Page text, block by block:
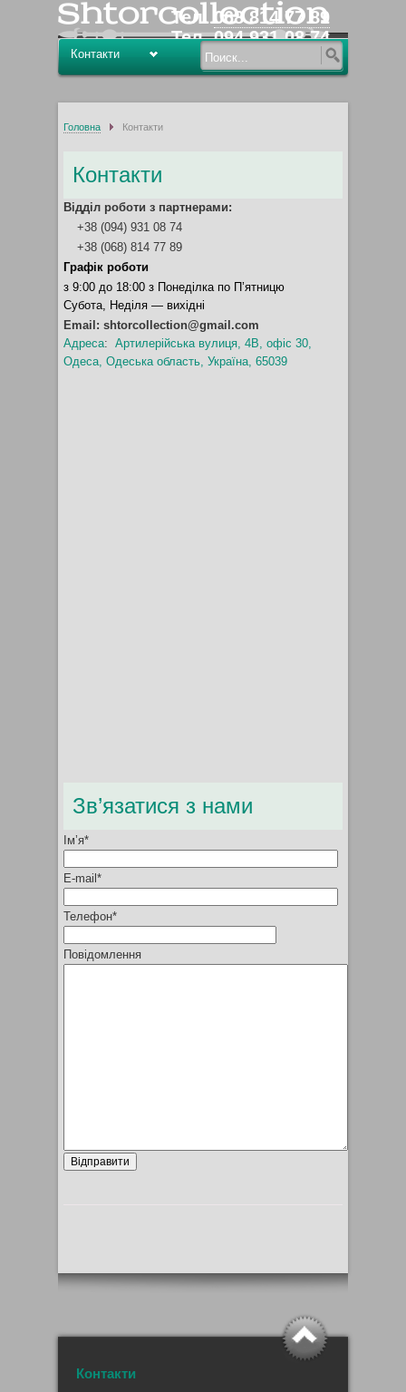
Тел.068 814 77 89
Тел.094 931 08 74
Тел.096 291 29 20
Головна Контакти
Контакти
Відділ роботи з партнерами:
+38 (094) 931 08 74
+38 (068) 814 77 89
Графік роботи
з 9:00 до 18:00 з Понеділка по П’ятницю
Субота, Неділя — вихідні
Email: shtorcollection@gmail.com
Адреса:Артилерійська вулиця, 4В, офіс 30,
Одеса, Одеська область, Україна, 65039
Зв’язатися з нами
Ім’я*
E-mail*
Телефон*
Повідомлення
Контакти